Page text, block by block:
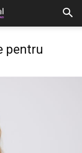
pentru